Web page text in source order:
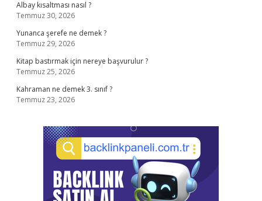
Albay kısaltması nasıl ?
Temmuz 30, 2026
Yunanca şerefe ne demek ?
Temmuz 29, 2026
Kitap bastırmak için nereye başvurulur ?
Temmuz 25, 2026
Kahraman ne demek 3. sınıf ?
Temmuz 23, 2026